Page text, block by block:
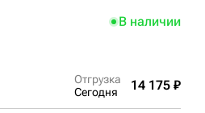
В наличии
Отгрузка
Сегодня
14 175 ₽